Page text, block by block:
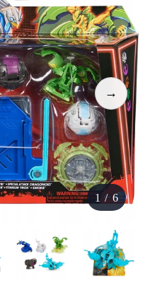
→
1/6